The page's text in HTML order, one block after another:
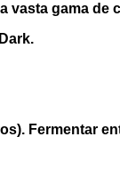
vasta gama de
Fermentar